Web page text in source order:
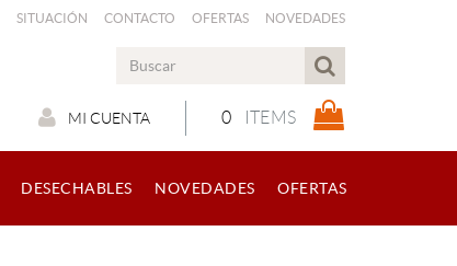
SITUACIÓN CONTACTO OFERTAS NOVEDADES
0 ITEMS
MI CUENTA
DESECHABLES NOVEDADES OFERTAS